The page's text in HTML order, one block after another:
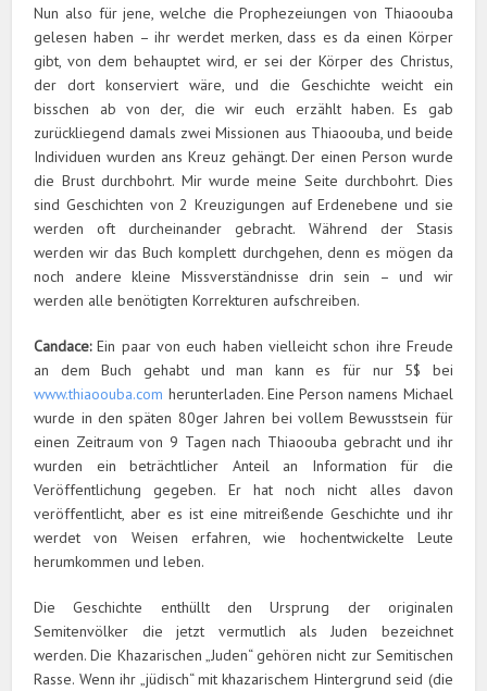
Nun also für jene, welche die Prophezeiungen von Thiaoouba
gelesen haben – ihr werdet merken, dass es da einen Körper
gibt, von dem behauptet wird, er sei der Körper des Christus,
der dort konserviert wäre, und die Geschichte weicht ein
bisschen ab von der, die wir euch erzählt haben. Es gab
zurückliegend damals zwei Missionen aus Thiaoouba, und beide
Individuen wurden ans Kreuz gehängt. Der einen Person wurde
die Brust durchbohrt. Mir wurde meine Seite durchbohrt. Dies
sind Geschichten von 2 Kreuzigungen auf Erdenebene und sie
werden oft durcheinander gebracht. Während der Stasis
werden wir das Buch komplett durchgehen, denn es mögen da
noch andere kleine Missverständnisse drin sein – und wir
werden alle benötigten Korrekturen aufschreiben.
Candace:Ein paar von euch haben vielleicht schon ihre Freude
an dem Buch gehabt und man kann es für nur 5$ bei
www.thiaoouba.com herunterladen. Eine Person namens Michael
wurde in den späten 80ger Jahren bei vollem Bewusstsein für
einen Zeitraum von 9 Tagen nach Thiaoouba gebracht und ihr
wurden ein beträchtlicher Anteil an Information für die
Veröffentlichung gegeben. Er hat noch nicht alles davon
veröffentlicht, aber es ist eine mitreißende Geschichte und ihr
werdet von Weisen erfahren, wie hochentwickelte Leute
herumkommen und leben.
Die Geschichte enthüllt den Ursprung der originalen
Semitenvölker die jetzt vermutlich als Juden bezeichnet
werden. Die Khazarischen „Juden“ gehören nicht zur Semitischen
Rasse. Wenn ihr „jüdisch“ mit khazarischem Hintergrund seid (die